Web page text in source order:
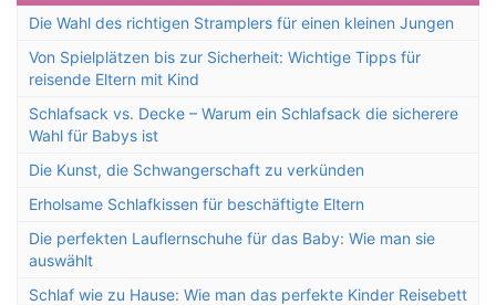
Die Wahl des richtigen Stramplers für einen kleinen Jungen
Von Spielplätzen bis zur Sicherheit: Wichtige Tipps für
reisende Eltern mit Kind
Schlafsack vs. Decke – Warum ein Schlafsack die sicherere
Wahl für Babys ist
Die Kunst, die Schwangerschaft zu verkünden
Erholsame Schlafkissen für beschäftigte Eltern
Die perfekten Lauflernschuhe für das Baby: Wie man sie
auswählt
Schlaf wie zu Hause: Wie man das perfekte Kinder Reisebett